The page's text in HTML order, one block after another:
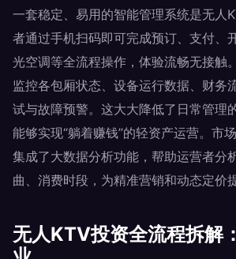
一套稳定、易用的智能管理系统是无人
者通过手机扫码即可完成预订、支付、
光空调等全流程操作，体验流畅无接触
监控各包厢状态、设备运行数据、财务
试与故障预警。这大大降低了日常管理
能够实现“躺着赚钱”的轻资产运营。市
集成了大数据分析功能，帮助运营者分
曲、消费时段，为精准营销和动态定价
无人KTV投资全流程拆解